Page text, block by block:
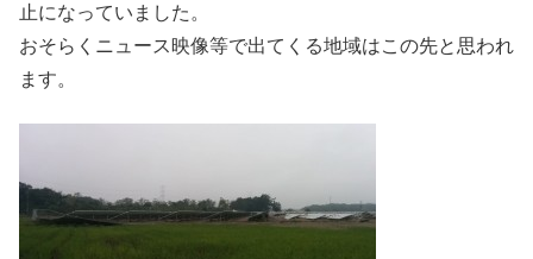
止になっていました。
おそらくニュース映像等で出てくる地域はこの先と思われ
ます。